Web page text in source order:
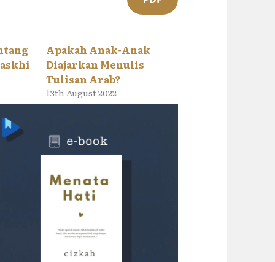
Apakah Anak-Anak
Diajarkan Menulis
Tulisan Arab?
13th August 2022